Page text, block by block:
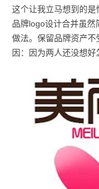
这个让我立马想到的
品牌logo设计合并虽然
做法。保留品牌资产
因：因为两人还没想